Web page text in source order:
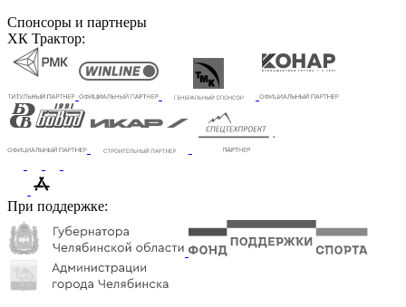
Спонсоры и партнеры
ХК Трактор:
При поддержке: